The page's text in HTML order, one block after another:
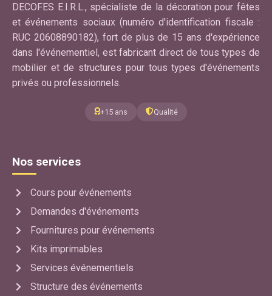
DECOFES E.I.R.L., spécialiste de la décoration pour fêtes
et événements sociaux (numéro d'identification fiscale :
RUC 20608890182), fort de plus de 15 ans d'expérience
dans l'événementiel, est fabricant direct de tous types de
mobilier et de structures pour tous types d'événements
privés ou professionnels.
+15 ans Qualité
Nos services
Cours pour événements
Demandes d'événements
Fournitures pour événements
Kits imprimables
Services événementiels
Structure des événements